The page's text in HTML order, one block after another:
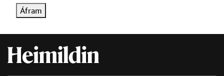
Áfram